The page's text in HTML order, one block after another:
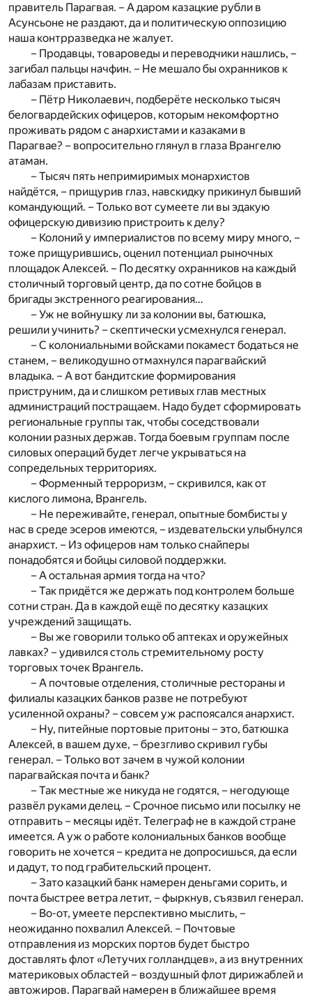
правитель Парагвая. – А даром казацкие рубли в
Асунсьоне не раздают, да и политическую оппозицию
наша контрразведка не жалует.
– Продавцы, товароведы и переводчики нашлись, –
загибал пальцы начфин. – Не мешало бы охранников к
лабазам приставить.
– Пётр Николаевич, подберёте несколько тысяч
белогвардейских офицеров, которым некомфортно
проживать рядом с анархистами и казаками в
Парагвае? – вопросительно глянул в глаза Врангелю
атаман.
– Тысяч пять непримиримых монархистов
найдётся, – прищурив глаз, навскидку прикинул бывший
командующий. – Только вот сумеете ли вы эдакую
офицерскую дивизию пристроить к делу?
– Колоний у империалистов по всему миру много, –
тоже прищурившись, оценил потенциал рыночных
площадок Алексей. – По десятку охранников на каждый
столичный торговый центр, да по сотне бойцов в
бригады экстренного реагирования…
– Уж не войнушку ли за колонии вы, батюшка,
решили учинить? – скептически усмехнулся генерал.
– С колониальными войсками покамест бодаться не
станем, – великодушно отмахнулся парагвайский
владыка. – А вот бандитские формирования
приструним, да и слишком ретивых глав местных
администраций постращаем. Надо будет сформировать
региональные группы так, чтобы соседствовали
колонии разных держав. Тогда боевым группам после
силовых операций будет легче укрываться на
сопредельных территориях.
– Форменный терроризм, – скривился, как от
кислого лимона, Врангель.
– Не переживайте, генерал, опытные бомбисты у
нас в среде эсеров имеются, – издевательски улыбнулся
анархист. – Из офицеров нам только снайперы
понадобятся и бойцы силовой поддержки.
– А остальная армия тогда на что?
– Так придётся же держать под контролем больше
сотни стран. Да в каждой ещё по десятку казацких
учреждений защищать.
– Вы же говорили только об аптеках и оружейных
лавках? – удивился столь стремительному росту
торговых точек Врангель.
– А почтовые отделения, столичные рестораны и
филиалы казацких банков разве не потребуют
усиленной охраны? – совсем уж распоясался анархист.
– Ну, питейные портовые притоны – это, батюшка
Алексей, в вашем духе, – брезгливо скривил губы
генерал. – Только вот зачем в чужой колонии
парагвайская почта и банк?
– Так местные же никуда не годятся, – негодующе
развёл руками делец. – Срочное письмо или посылку не
отправить – месяцы идёт. Телеграф не в каждой стране
имеется. А уж о работе колониальных банков вообще
говорить не хочется – кредита не допросишься, да если
и дадут, то под грабительский процент.
– Зато казацкий банк намерен деньгами сорить, и
почта быстрее ветра летит, – фыркнув, съязвил генерал.
– Во-от, умеете перспективно мыслить, –
неожиданно похвалил Алексей. – Почтовые
отправления из морских портов будет быстро
доставлять флот «Летучих голландцев», а из внутренних
материковых областей – воздушный флот дирижаблей и
автожиров. Парагвай намерен в ближайшее время